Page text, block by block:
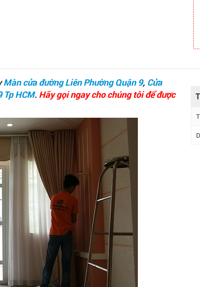
Màn cửa đường Liên Phường Quận 9, Cửa
Tp HCM. Hãy gọi ngay cho chúng tôi để được